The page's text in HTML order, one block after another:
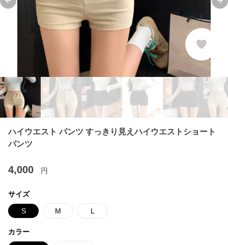
Previous slide
ハイウエスト パンツ すっきり見えハイウエストショート
パンツ
4,000 円
サイズ
S M L
カラー